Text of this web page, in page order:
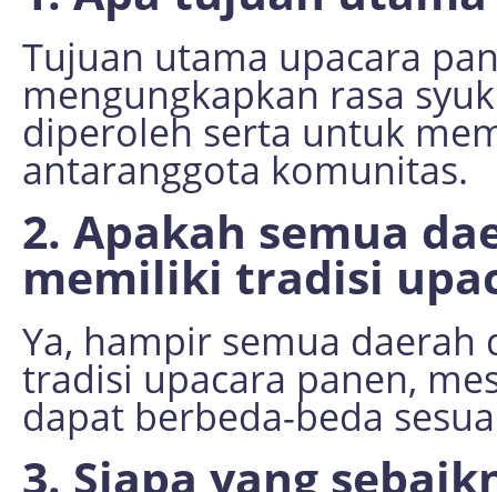
Tujuan utama upacara
mengungkapkan rasa
diperoleh serta untuk
antaranggota komunitas.
2. Apakah semua
memiliki tradisi
Ya, hampir semua
tradisi upacara panen,
dapat berbeda-beda
3. Siapa yang